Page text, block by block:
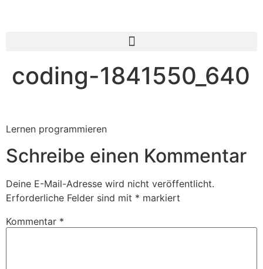
coding-1841550_640
Lernen programmieren
Schreibe einen Kommentar
Deine E-Mail-Adresse wird nicht veröffentlicht.
Erforderliche Felder sind mit * markiert
Kommentar *